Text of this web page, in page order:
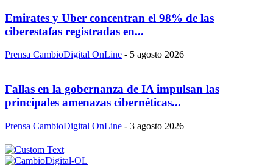
Emirates y Uber concentran el 98% de las
ciberestafas registradas en...
Prensa CambioDigital OnLine - 5 agosto 2026
Fallas en la gobernanza de IA impulsan las
principales amenazas cibernéticas...
Prensa CambioDigital OnLine - 3 agosto 2026